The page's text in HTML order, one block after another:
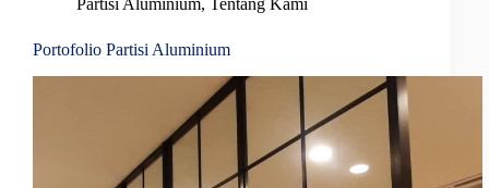
Partisi Aluminium, Tentang Kami
Portofolio Partisi Aluminium